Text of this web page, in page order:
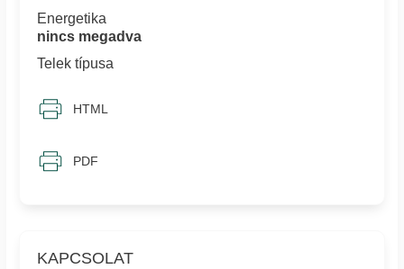
KAPCSOLAT
Energetika
nincs megadva
Telek típusa
HTML
PDF